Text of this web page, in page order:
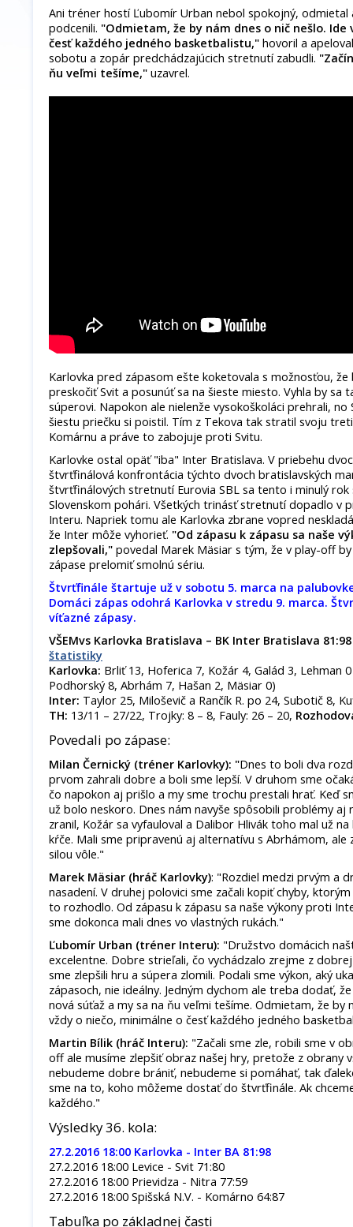
Ani tréner hostí Ľubomír Urban nebol spokojný, odmietal
podcenili. "Odmietam, že by nám dnes o nič nešlo.
česť každého jedného basketbalistu," hovoril a
sobotu a zopár predchádzajúcich stretnutí zabudli.
ňu veľmi tešíme," uzavrel.
Karlovka pred zápasom ešte koketovala s možnosťou,
preskočiť Svit a posunúť sa na šieste miesto. Vyhla by sa
súperovi. Napokon ale nielenže vysokoškoláci prehrali, no
šiestu priečku si poistil. Tím z Tekova tak stratil svoju
Komárnu a práve to zabojuje proti Svitu.
Karlovke ostal opäť "iba" Inter Bratislava. V priebehu
štvrťfinálová konfrontácia týchto dvoch bratislavských
štvrťfinálových stretnutí Eurovia SBL sa tento i minulý rok
Slovenskom pohári. Všetkých trinásť stretnutí dopadlo v
Interu. Napriek tomu ale Karlovka zbrane vopred
že Inter môže vyhorieť. "Od zápasu k zápasu sa naše
zlepšovali," povedal Marek Mäsiar s tým, že v play-off
zápase prelomiť smolnú sériu.
Štvrťfinále štartuje už v sobotu 5. marca na
Domáci zápas odohrá Karlovka v stredu 9. marca.
víťazné zápasy.
VŠEMvs Karlovka Bratislava – BK Inter Bratislava 81:98
štatistiky
Karlovka: Brliť 13, Hoferica 7, Kožár 4, Galád 3, Lehman
Podhorský 8, Abrhám 7, Hašan 2, Mäsiar 0)
Inter: Taylor 25, Miloševič a Rančík R. po 24, Subotič 8,
TH: 13/11 – 27/22, Trojky: 8 – 8, Fauly: 26 – 20,
Povedali po zápase:
Milan Černický (tréner Karlovky): "Dnes to boli dva
prvom zahrali dobre a boli sme lepší. V druhom sme
čo napokon aj prišlo a my sme trochu prestali hrať. Keď
už bolo neskoro. Dnes nám navyše spôsobili problémy aj
zranil, Kožár sa vyfauloval a Dalibor Hlivák toho mal už
kŕče. Mali sme pripravenú aj alternatívu s Abrhámom,
silou vôle."
Marek Mäsiar (hráč Karlovky): "Rozdiel medzi prvým a
nasadení. V druhej polovici sme začali kopiť chyby,
to rozhodlo. Od zápasu k zápasu sa naše výkony proti
sme dokonca mali dnes vo vlastných rukách."
Ľubomír Urban (tréner Interu): "Družstvo domácich
excelentne. Dobre strieľali, čo vychádzalo zrejme z
sme zlepšili hru a súpera zlomili. Podali sme výkon, aký
zápasoch, nie ideálny. Jedným dychom ale treba dodať,
nová súťaž a my sa na ňu veľmi tešíme. Odmietam, že by
vždy o niečo, minimálne o česť každého jedného
Martin Bílik (hráč Interu): "Začali sme zle, robili sme v
off ale musíme zlepšiť obraz našej hry, pretože z obrany
nebudeme dobre brániť, nebudeme si pomáhať, tak
sme na to, koho môžeme dostať do štvrťfinále. Ak
každého."
Výsledky 36. kola:
27.2.2016 18:00 Karlovka - Inter BA 81:98
27.2.2016 18:00 Levice - Svit 71:80
27.2.2016 18:00 Prievidza - Nitra 77:59
27.2.2016 18:00 Spišská N.V. - Komárno 64:87
Tabuľka po základnej časti